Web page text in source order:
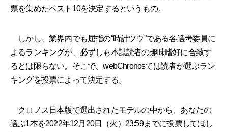
票を集めたベスト10を決定するというもの。
しかし、業界内でも屈指の“時計ツウ”である各選考委員に
よるランキングが、必ずしも本誌読者の趣味嗜好に合致す
るとは限らない。そこで、webChronosでは読者が選ぶラン
キングを投票によって決定する。
クロノス日本版で選出されたモデルの中から、あなたの
選ぶ1本を2022年12月20日（火）23:59までに投票してほし